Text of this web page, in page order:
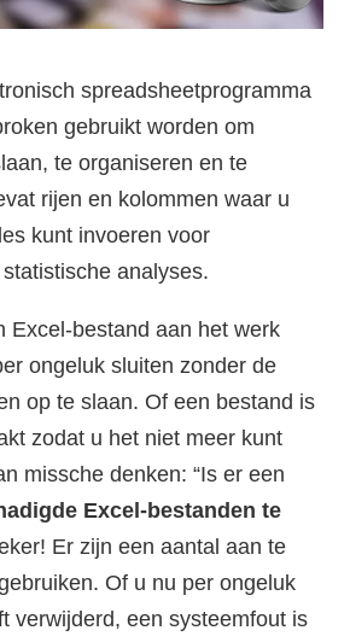
spreadsheetprogramma
gebruikt worden om
te organiseren en te
rijen en kolommen waar u
kunt invoeren voor
analyses.
Excel-bestand aan het werk
ongeluk sluiten zonder de
op te slaan. Of een bestand is
zodat u het niet meer kunt
missche denken: “Is er een
Excel-bestanden te
Er zijn een aantal aan te
Of u nu per ongeluk
verwijderd, een systeemfout is